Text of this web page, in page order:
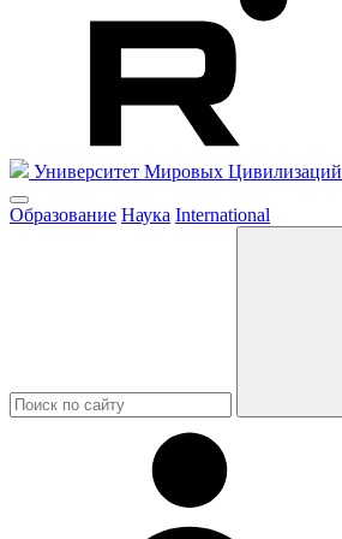
Университет Мировых Цивилизаций
Образование Наука International